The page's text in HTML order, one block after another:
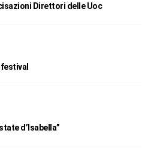
Direttori delle Uoc
d’Isabella”